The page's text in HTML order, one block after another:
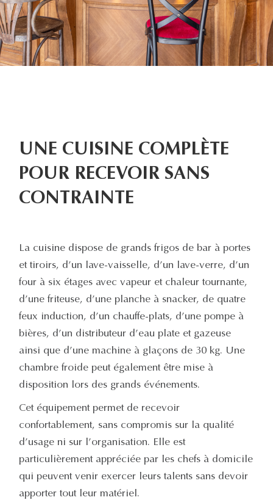
UNE CUISINE COMPLÈTE
POUR RECEVOIR SANS
CONTRAINTE
La cuisine dispose de grands frigos de bar à portes
et tiroirs, d’un lave-vaisselle, d’un lave-verre, d’un
four à six étages avec vapeur et chaleur tournante,
d’une friteuse, d’une planche à snacker, de quatre
feux induction, d’un chauffe-plats, d’une pompe à
bières, d’un distributeur d’eau plate et gazeuse
ainsi que d’une machine à glaçons de 30 kg. Une
chambre froide peut également être mise à
disposition lors des grands événements.
Cet équipement permet de recevoir
confortablement, sans compromis sur la qualité
d’usage ni sur l’organisation. Elle est
particulièrement appréciée par les chefs à domicile
qui peuvent venir exercer leurs talents sans devoir
apporter tout leur matériel.